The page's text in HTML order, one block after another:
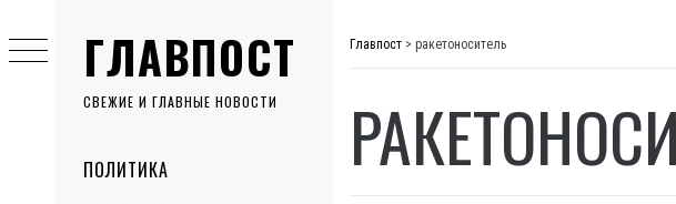
ГЛАВПОСТ
СВЕЖИЕ И ГЛАВНЫЕ НОВОСТИ
MenuПОЛИТИКА
to
content
Главпост > ракетоноситель